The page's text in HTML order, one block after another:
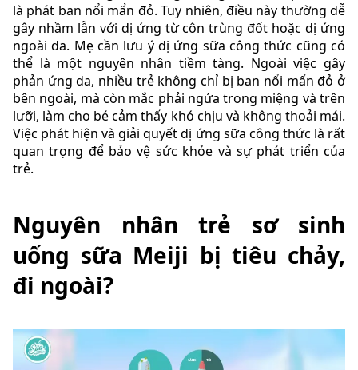
là phát ban nổi mẩn đỏ. Tuy nhiên, điều này thường dễ
gây nhầm lẫn với dị ứng từ côn trùng đốt hoặc dị ứng
ngoài da. Mẹ cần lưu ý dị ứng sữa công thức cũng có
thể là một nguyên nhân tiềm tàng. Ngoài việc gây
phản ứng da, nhiều trẻ không chỉ bị ban nổi mẩn đỏ ở
bên ngoài, mà còn mắc phải ngứa trong miệng và trên
lưỡi, làm cho bé cảm thấy khó chịu và không thoải mái.
Việc phát hiện và giải quyết dị ứng sữa công thức là rất
quan trọng để bảo vệ sức khỏe và sự phát triển của
trẻ.
Nguyên nhân trẻ sơ sinh
uống sữa Meiji bị tiêu chảy,
đi ngoài?